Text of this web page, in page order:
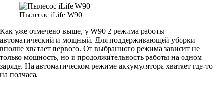
Пылесос iLife W90
Как уже отмечено выше, у W90 2 режима работы –
автоматический и мощный. Для поддерживающей уборки
вполне хватает первого. От выбранного режима зависит не
только мощность, но и продолжительность работы на одном
заряде. На автоматическом режиме аккумулятора хватает где-то
на полчаса.